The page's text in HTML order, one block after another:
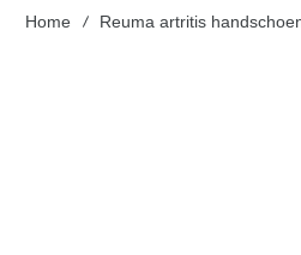
Home Reuma artritis